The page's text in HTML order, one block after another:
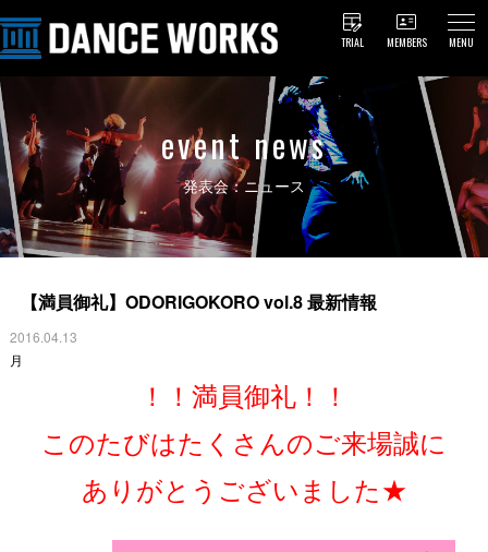
TRIAL MEMBERS MENU
event news
発表会：ニュース
【満員御礼】ODORIGOKORO vol.8 最新情報
2016.04.13
月
！！満員御礼！！
このたびはたくさんのご来場誠に
ありがとうございました★